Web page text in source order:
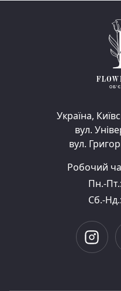
Україна,
вул.
вул.
Робочий
Пн.-
Сб.-